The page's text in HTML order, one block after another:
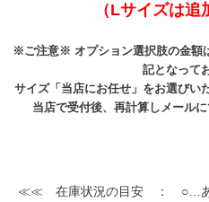
（Lサイズは追
※ご注意※ オプション選択肢の金額
記となって
サイズ「当店にお任せ」をお選びい
当店で受付後、再計算しメール
≪≪ 在庫状況の目安 ： ○…